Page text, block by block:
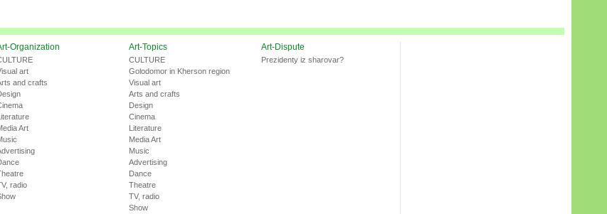
Organization
art
and crafts
Literature
Art
radio
Art-Topics
CULTURE
Golodomor in Kherson region
Visual art
Arts and crafts
Design
Cinema
Literature
Media Art
Music
Advertising
Dance
Theatre
TV, radio
Show
Art-Dispute
Prezidenty iz sharovar?